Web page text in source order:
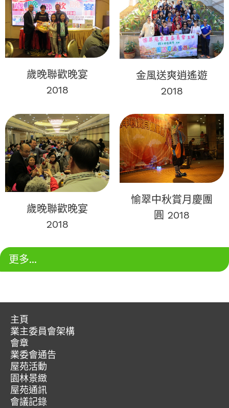
歲晚聯歡晚宴
2018
金風送爽逍遙遊
2018
歲晚聯歡晚宴
2018
愉翠中秋賞月慶團
圓 2018
更多...
主頁
愉
翠
苑
第
十
六
屆
沙
愉
翠
苑
資
聯
絡
我
業主委員會架構
會章
業委會通告
屋苑活動
園林景緻
屋苑通訊
會議記錄